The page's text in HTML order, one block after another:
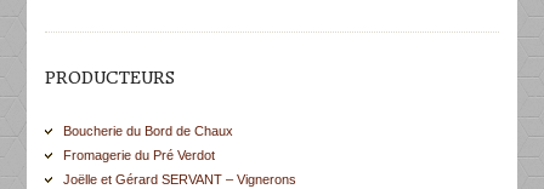
PRODUCTEURS
Boucherie du Bord de Chaux
Fromagerie du Pré Verdot
Joëlle et Gérard SERVANT – Vignerons